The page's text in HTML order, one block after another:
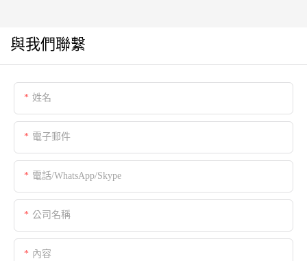
與我們聯繫
姓名
電子郵件
電話/WhatsApp/Skype
公司名稱
內容